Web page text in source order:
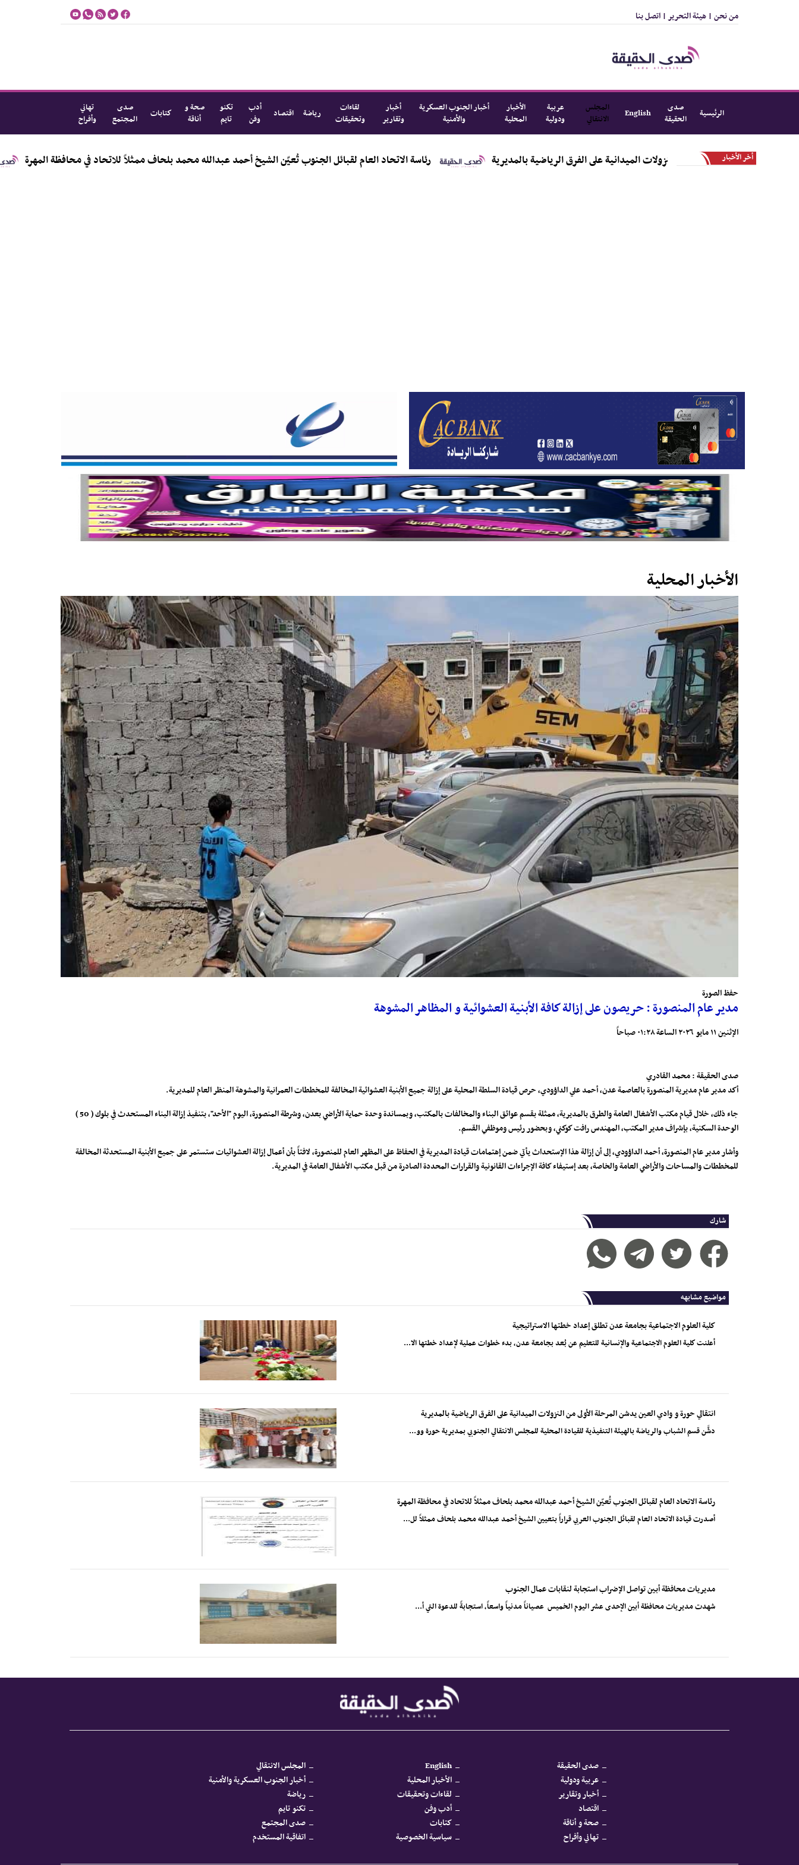
من نحن | هيئة التحرير | اتصل بنا
الرئيسية
صدى
الحقيقة
English
المجلس
الانتقالي
عربية
ودولية
الأخبار
المحلية
أخبار الجنوب العسكرية
والأمنية
أخبار
وتقارير
لقاءات
وتحقيقات
رياضة اقتصاد
أدب
وفن
تكنو
تايم
صحة و
أناقة
كتابات
صدى
المجتمع
تهاني
وأفراح
أخر الأخبار
الأولى من النزولات الميدانية على الفرق الرياضية بالمديرية رئاسة الاتحاد العام لقبائل الجنوب تُعيّن الشيخ أحمد عبدالله محمد بلحاف ممثلاً للاتحاد في محافظة المهرة
الأخبار المحلية
حفظ الصورة
مدير عام المنصورة : حريصون على إزالة كافة الأبنية العشوائية و المظاهر المشوهة
الإثنين ١١ مايو ٢٠٢٦ الساعة ٠١:٢٨ صباحاً
صدى الحقيقة : محمد القادري
أكد مدير عام مديرية المنصورة بالعاصمة عدن، أحمد علي الداؤودي، حرص قيادة السلطة المحلية على إزالة جميع الأبنية العشوائية المخالفة للمخططات العمرانية والمشوهة المنظر العام للمديرية.
جاء ذلك، خلال قيام مكتب الأشغال العامة والطرق بالمديرية، ممثلة بقسم عوائق البناء والمخالفات بالمكتب، وبمساندة وحدة حماية الأراضي بعدن، وشرطة المنصورة، اليوم "الأحد"، بتنفيذ إزالة البناء المستحدث في بلوك ( 50 )
الوحدة السكنية، بإشراف مدير المكتب، المهندس رافت كوكني، وبحضور رئيس وموظفي القسم.
وأشار مدير عام المنصورة، أحمد الداؤودي، إلى أن إزالة هذا الإستحداث يأتي ضمن إهتمامات قيادة المديرية في الحفاظ على المظهر العام للمنصورة، لافتاً بأن أعمال إزالة العشوائيات ستستمر على جميع الأبنية المستحدثة المخالفة
للمخططات والمساحات والأراضي العامة والخاصة، بعد إستيفاء كافة الإجراءات القانونية والقرارات المحددة الصادرة من قبل مكتب الأشفال العامة في المديرية.
شارك
مواضيع مشابهه
كلية العلوم الاجتماعية بجامعة عدن تطلق إعداد خطتها الاستراتيجية
أعلنت كلية العلوم الاجتماعية والإنسانية للتعليم عن بُعد بجامعة عدن، بدء خطوات عملية لإعداد خطتها الا...
انتقالي حورة و وادي العين يدشن المرحلة الأولى من النزولات الميدانية على الفرق الرياضية بالمديرية
دشَّن قسم الشباب والرياضة بالهيئة التنفيذية للقيادة المحلية للمجلس الانتقالي الجنوبي بمديرية حورة وو...
رئاسة الاتحاد العام لقبائل الجنوب تُعيّن الشيخ أحمد عبدالله محمد بلحاف ممثلاً للاتحاد في محافظة المهرة
أصدرت قيادة الاتحاد العام لقبائل الجنوب العربي قراراً بتعيين الشيخ أحمد عبدالله محمد بلحاف ممثلاً لل...
مديريات محافظة أبين تواصل الإضراب استجابة لنقابات عمال الجنوب
شهدت مديريات محافظة أبين الإحدى عشر اليوم الخميس عصياناً مدنياً واسعاً، استجابةً للدعوة التي أ...
صدى الحقيقة English
المجلس الانتقالي
عربية ودولية
الأخبار المحلية
أخبار الجنوب العسكرية والأمنية
أخبار وتقارير
لقاءات وتحقيقات
رياضة
اقتصاد
أدب وفن
تكنو تايم
صحة و أناقة
كتابات
صدى المجتمع
تهاني وأفراح
سياسية الخصوصية اتفاقية المستخدم